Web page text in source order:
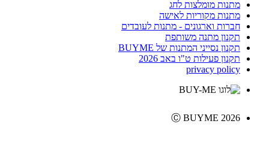
מתנות מומלצות לחג
מתנות מקוריות לאישה
חברות וארגונים - מתנות לעובדים
תקנון מתנה משותפת
תקנון נסייני המתנות של BUYME
תקנון פעילות ט"ו באב 2026
privacy policy
Ⓒ BUYME 2026